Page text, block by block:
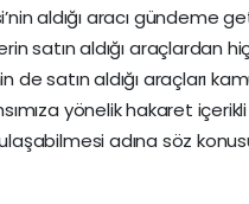
aldığı aracı gündeme
satın aldığı araçlardan
satın aldığı araçları
yönelik hakaret içerikli
adına söz